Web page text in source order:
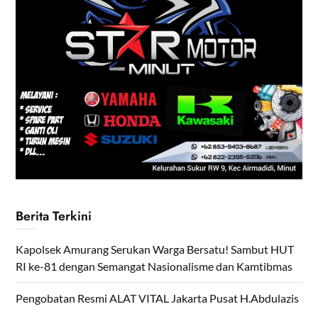
Berita Terkini
Kapolsek Amurang Serukan Warga Bersatu! Sambut HUT
RI ke-81 dengan Semangat Nasionalisme dan Kamtibmas
Pengobatan Resmi ALAT VITAL Jakarta Pusat H.Abdulazis